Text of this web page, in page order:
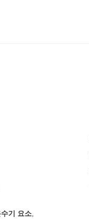
기 요소